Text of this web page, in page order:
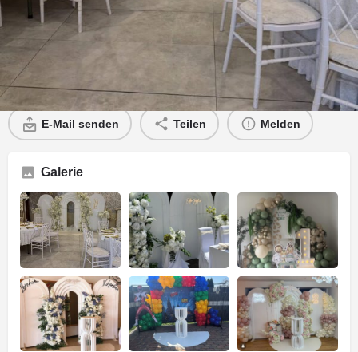
E-Mail senden Zur Merkliste
Profil
E-Mail senden Teilen Melden
Galerie